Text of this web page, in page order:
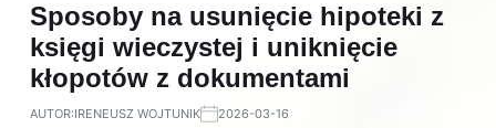
Sposoby na usunięcie hipoteki z
księgi wieczystej i uniknięcie
kłopotów z dokumentami
AUTOR:IRENEUSZ WOJTUNIK 2026-03-16